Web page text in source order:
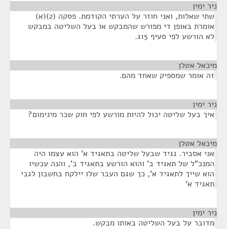
ניר ימין
שתי שאלות, ואני חוזר על הערתי הקודמת. פסקה (2)(א)
אומרת באופן די מפורש שהמבקש או בעל השליטה במבקש
לא הורשע לפי סעיף 15ג.
מיכאל אטלן
זה אומר שמספיק שאחד מהם.
ניר ימין
איך בעל שליטה יכול להיות מורשע לפי חוק שכר מינימום?
מיכאל אטלן
אני אסביר. נגיד שבעל שליטה בתאגיד א' הוא עצמו היה
המנכ"ל של תאגיד ב' והוא הורשע בתאגיד ב', והנה עכשיו
הוא שייך לתאגיד א', כך שגם העבר שלו יילקח בחשבון לגבי
תאגיד א'
ניר ימין
מדובר על בעל השליטה באותו מבקש.